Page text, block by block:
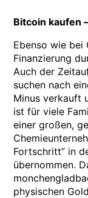
Bitcoin kaufen
Ebenso wie bei
Finanzierung
Auch der
suchen nach
Minus verkauft
ist für viele
einer großen,
Fortschritt” in
übernommen.
physischen